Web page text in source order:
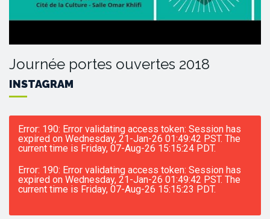
Journée portes ouvertes 2018
INSTAGRAM
Error: 190: Error validating access token: Session has
expired on Wednesday, 21-Jan-26 01:49:42 PST. The
current time is Friday, 07-Aug-26 15:15:24 PDT.
Error: 190: Error validating access token: Session has
expired on Wednesday, 21-Jan-26 01:49:42 PST. The
current time is Friday, 07-Aug-26 15:15:23 PDT.